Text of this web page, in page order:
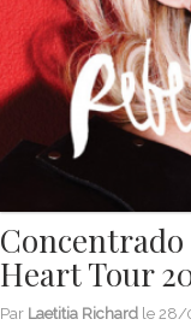
Concentrado
Heart Tour
Par Laetitia Richard le 28/